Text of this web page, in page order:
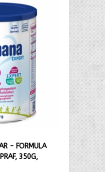
- FORMULA
350G,